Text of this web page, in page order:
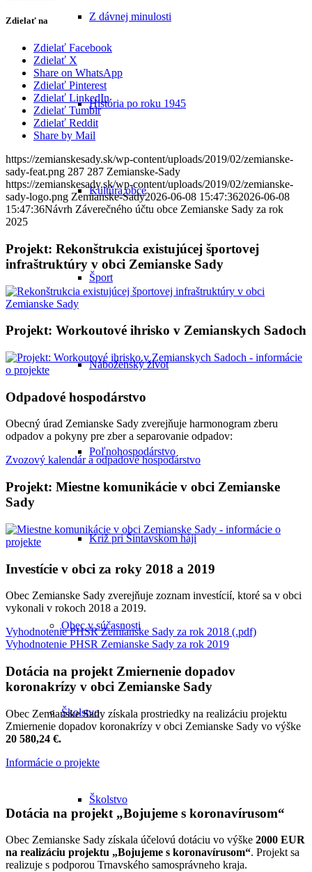
Z dávnej minulosti
História po roku 1945
Kultúra obce
Šport
Náboženský život
Poľnohospodárstvo
Kríž pri Šintavskom háji
Obec v súčasnosti
Školstvo
Školstvo
Zdielať na
Zdielať Facebook
Zdielať X
Share on WhatsApp
Zdielať Pinterest
Zdielať LinkedIn
Zdielať Tumblr
Zdielať Reddit
Share by Mail
https://zemianskesady.sk/wp-content/uploads/2019/02/zemianske-
sady-feat.png 287 287 Zemianske-Sady
https://zemianskesady.sk/wp-content/uploads/2019/02/zemianske-
sady-logo.png Zemianske-Sady2026-06-08 15:47:362026-06-08
15:47:36Návrh Záverečného účtu obce Zemianske Sady za rok
2025
Projekt: Rekonštrukcia existujúcej športovej
infraštruktúry v obci Zemianske Sady
Projekt: Workoutové ihrisko v Zemianskych Sadoch
Odpadové hospodárstvo
Obecný úrad Zemianske Sady zverejňuje harmonogram zberu
odpadov a pokyny pre zber a separovanie odpadov:
Zvozový kalendár a odpadové hospodárstvo
Projekt: Miestne komunikácie v obci Zemianske
Sady
Investície v obci za roky 2018 a 2019
Obec Zemianske Sady zverejňuje zoznam investícií, ktoré sa v obci
vykonali v rokoch 2018 a 2019.
Vyhodnotenie PHSR Zemianske Sady za rok 2018 (.pdf)
Vyhodnotenie PHSR Zemianske Sady za rok 2019
Dotácia na projekt Zmiernenie dopadov
koronakrízy v obci Zemianske Sady
Obec Zemianske Sady získala prostriedky na realizáciu projektu
Zmiernenie dopadov koronakrízy v obci Zemianske Sady vo výške
20 580,24 €.
Informácie o projekte
Dotácia na projekt „Bojujeme s koronavírusom“
Obec Zemianske Sady získala účelovú dotáciu vo výške 2000 EUR
na realizáciu projektu „Bojujeme s koronavírusom“. Projekt sa
realizuje s podporou Trnavského samosprávneho kraja.